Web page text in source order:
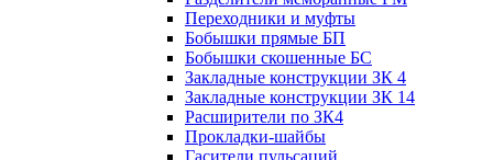
Переходники и муфты
Бобышки прямые БП
Бобышки скошенные БС
Закладные конструкции ЗК 4
Закладные конструкции ЗК 14
Расширители по ЗК4
Прокладки-шайбы
Гасители пульсаций